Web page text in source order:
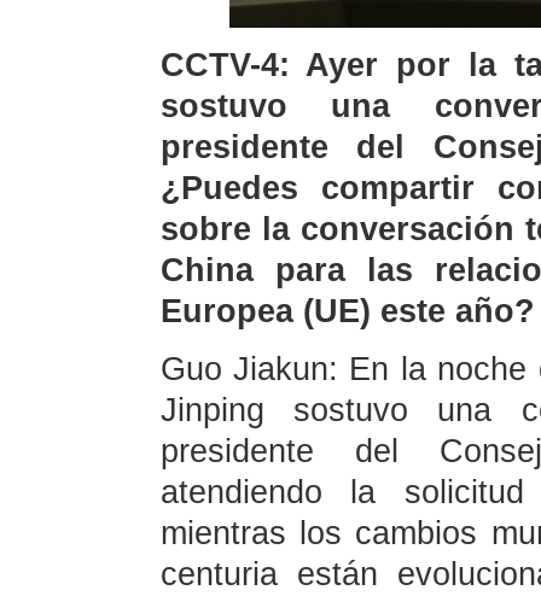
CCTV-4: Ayer por la
sostuvo una
presidente del
¿Puedes compartir
sobre la conversación
China para las
Europea (UE) este año?
Guo Jiakun: En la
Jinping sostuvo una
presidente del
atendiendo la
mientras los cambios
centuria están